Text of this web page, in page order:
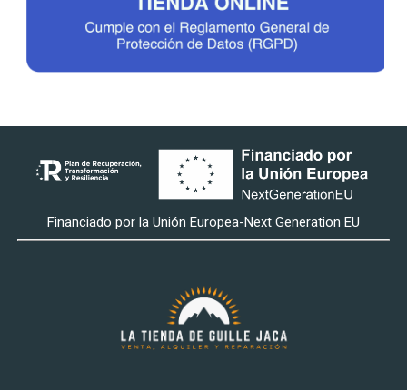
Financiado por la Unión Europea-Next Generation EU